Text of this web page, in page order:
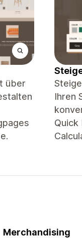
über
Ihren
Quick
Merchandising